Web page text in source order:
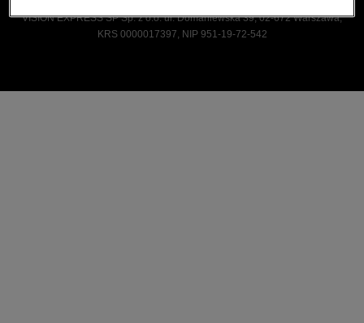
VISION EXPRESS SP Sp. z o.o. ul. Domaniewska 39, 02-672 Warszawa,
KRS 0000017397, NIP 951-19-72-542